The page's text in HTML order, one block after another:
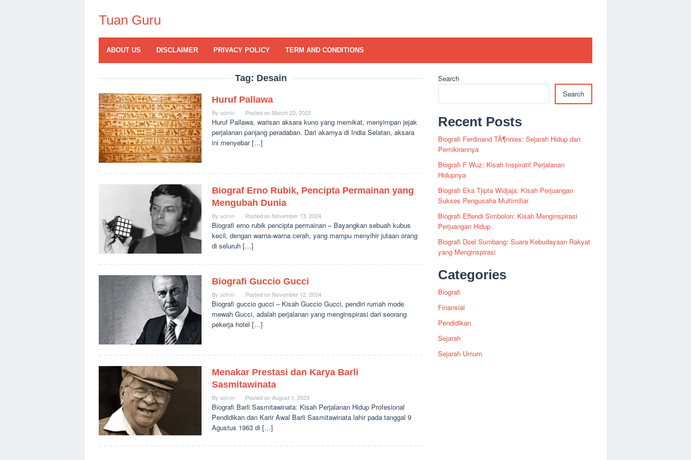
contentTuan Guru
ABOUT US DISCLAIMER PRIVACY POLICY TERM AND CONDITIONS
Tag: Desain
Huruf Pallawa
By admin Posted on March 22, 2025
Huruf Pallawa, warisan aksara kuno yang memikat, menyimpan jejak
perjalanan panjang peradaban. Dari akarnya di India Selatan, aksara
ini menyebar […]
Biograf Erno Rubik, Pencipta Permainan yang
Mengubah Dunia
By admin Posted on November 13, 2024
Biografi erno rubik pencipta permainan – Bayangkan sebuah kubus
kecil, dengan warna-warna cerah, yang mampu menyihir jutaan orang
di seluruh […]
Biografi Guccio Gucci
By admin Posted on November 12, 2024
Biografi guccio gucci – Kisah Guccio Gucci, pendiri rumah mode
mewah Gucci, adalah perjalanan yang menginspirasi dari seorang
pekerja hotel […]
Menakar Prestasi dan Karya Barli
Sasmitawinata
By admin Posted onAugust 1, 2023
Biografi Barli Sasmitawinata: Kisah Perjalanan Hidup Profesional
Pendidikan dan Karir Awal Barli Sasmitawinata lahir pada tanggal 9
Agustus 1963 di […]
Search
Search
Recent Posts
Biografi Ferdinand TÃ¶nnies: Sejarah Hidup dan
Pemikirannya
Biografi F Wuz: Kisah Inspiratif Perjalanan
Hidupnya
Biografi Eka Tjipta Widjaja: Kisah Perjuangan
Sukses Pengusaha Multimiliar
Biografi Effendi Simbolon: Kisah Menginspirasi
Perjuangan Hidup
Biografi Doel Sumbang: Suara Kebudayaan Rakyat
yang Menginspirasi
Categories
Biografi
Finansial
Pendidikan
Sejarah
Sejarah Umum